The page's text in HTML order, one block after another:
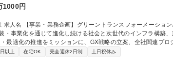
1000円
・事業化を通じて進化し続ける社会と次世代のインフラ構築
最適化の推進をミッションに、GX戦略の立案、全社関連プロ
以上 在宅OK 完全週休2日制 土日祝休み